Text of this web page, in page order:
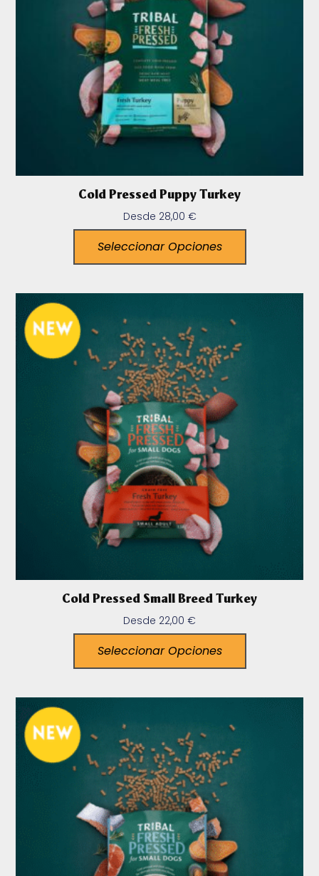
Cold Pressed Puppy Turkey
Desde 28,00 €
Seleccionar Opciones
Cold Pressed Small Breed Turkey
Desde 22,00 €
Seleccionar Opciones